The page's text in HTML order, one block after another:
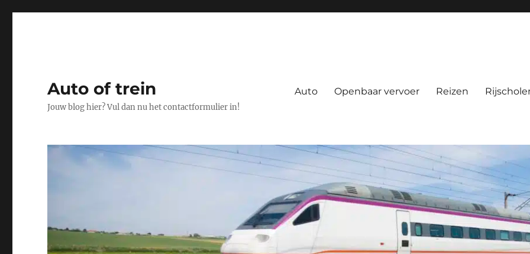
Auto of trein
Jouw blog hier? Vul dan nu het contactformulier in!
Auto Openbaar vervoer Reizen